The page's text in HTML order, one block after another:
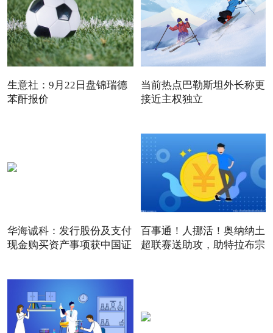
生意社：9月22日盘锦瑞德
苯酐报价
当前热点巴勒斯坦外长称更
接近主权独立
华海诚科：发行股份及支付
现金购买资产事项获中国证
百事通！人挪活！奥纳纳土
超联赛送助攻，助特拉布宗